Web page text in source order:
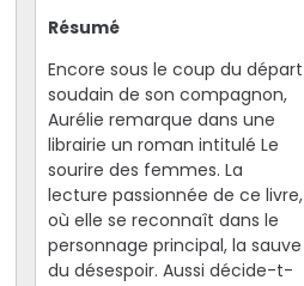
Résumé
Encore sous le coup du départ
soudain de son compagnon,
Aurélie remarque dans une
librairie un roman intitulé Le
sourire des femmes. La
lecture passionnée de ce livre,
où elle se reconnaît dans le
personnage principal, la sauve
du désespoir. Aussi décide-t-